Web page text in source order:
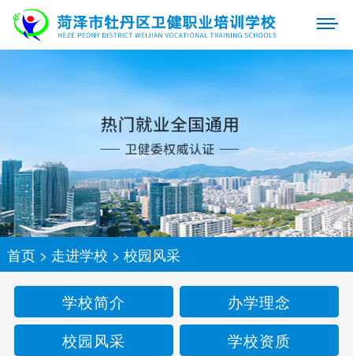
首页> 走进学校 > 校园风采
学校简介
办学理念
校园风采
学校资质